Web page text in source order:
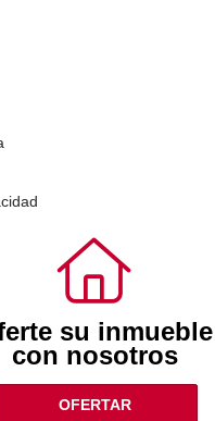
su inmueble
con nosotros
OFERTAR